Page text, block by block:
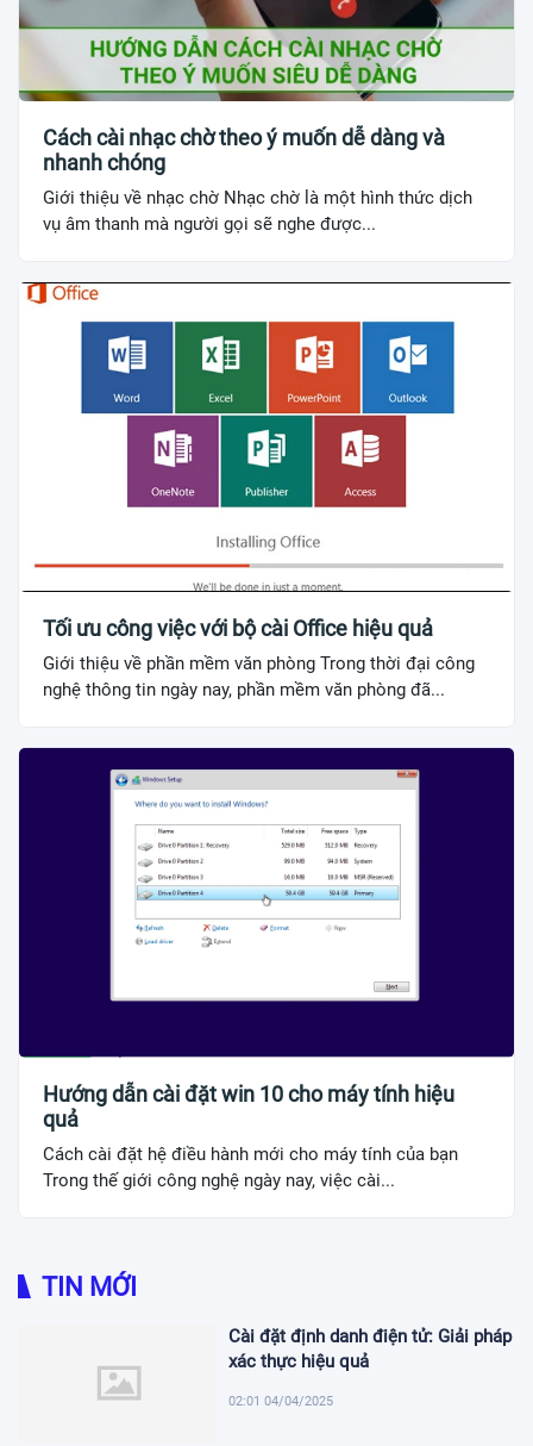
Cách cài nhạc chờ theo ý muốn dễ dàng và
nhanh chóng
Giới thiệu về nhạc chờ Nhạc chờ là một hình thức dịch
vụ âm thanh mà người gọi sẽ nghe được...
Tối ưu công việc với bộ cài Office hiệu quả
Giới thiệu về phần mềm văn phòng Trong thời đại công
nghệ thông tin ngày nay, phần mềm văn phòng đã...
Hướng dẫn cài đặt win 10 cho máy tính hiệu
quả
Cách cài đặt hệ điều hành mới cho máy tính của bạn
Trong thế giới công nghệ ngày nay, việc cài...
TIN MỚI
Cài đặt định danh điện tử: Giải pháp
xác thực hiệu quả
02:01 04/04/2025